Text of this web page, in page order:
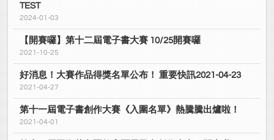
TEST
2024-01-03
【開賽囉】第十二屆電子書大賽 10/25開賽囉
2021-10-25
好消息！大賽作品得獎名單公布！ 重要快訊2021-04-23
2021-04-27
第十一屆電子書創作大賽《入圍名單》熱騰騰出爐啦！
2021-04-01